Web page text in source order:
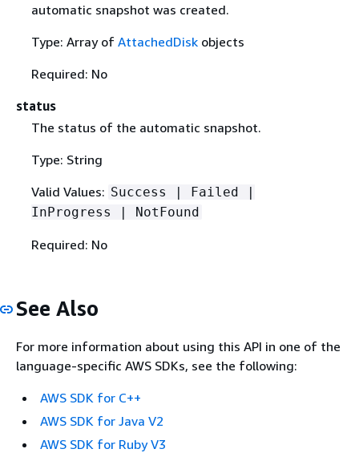
automatic snapshot was created.
Type: Array of AttachedDiskobjects
Required: No
status
The status of the automatic snapshot.
Type: String
Valid Values: Success | Failed |
InProgress | NotFound
Required: No
See Also
For more information about using this API in one of the
language-specific AWS SDKs, see the following:
AWS SDK for C++
AWS SDK for Java V2
AWS SDK for Ruby V3